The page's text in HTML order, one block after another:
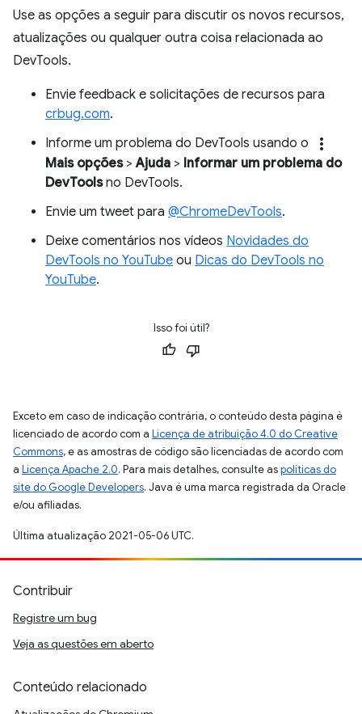
Use as opções a seguir para discutir os novos recursos,
atualizações ou qualquer outra coisa relacionada ao
DevTools.
Envie feedback e solicitações de recursos para
crbug.com.
Informe um problema do DevTools usando o
more_vert
Mais opções>Ajuda > Informar um problema do
DevToolsno DevTools.
Envie um tweet para @ChromeDevTools.
Deixe comentários nos vídeos Novidades do
DevTools no YouTube ou Dicas do DevTools no
YouTube.
Isso foi útil?
Exceto em caso de indicação contrária, o conteúdo desta página é
licenciado de acordo com a Licença de atribuição 4.0 do Creative
Commons, e as amostras de código são licenciadas de acordo com
a Licença Apache 2.0. Para mais detalhes, consulte aspolíticas do
site do Google Developers. Java é uma marca registrada da Oracle
e/ou afiliadas.
Última atualização 2021-05-06 UTC.
Contribuir
Registre um bug
Veja as questões em aberto
Conteúdo relacionado